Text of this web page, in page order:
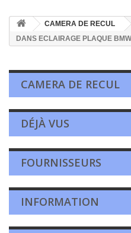
CAMERA DE RECUL
DANS ECLAIRAGE PLAQUE
CAMERA DE RECUL
DÉJÀ VUS
FOURNISSEURS
INFORMATION